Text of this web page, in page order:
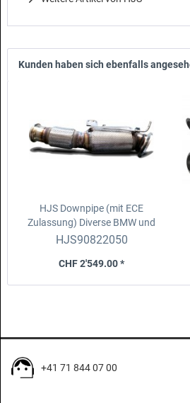
Kunden haben sich ebenfalls
HJS Downpipe (mit ECE
Zulassung) Diverse BMW und
Toyota mit 3.0l B58 B30C/B
HJS90822050
CHF 2'549.00 *
+41 71 844 07 00